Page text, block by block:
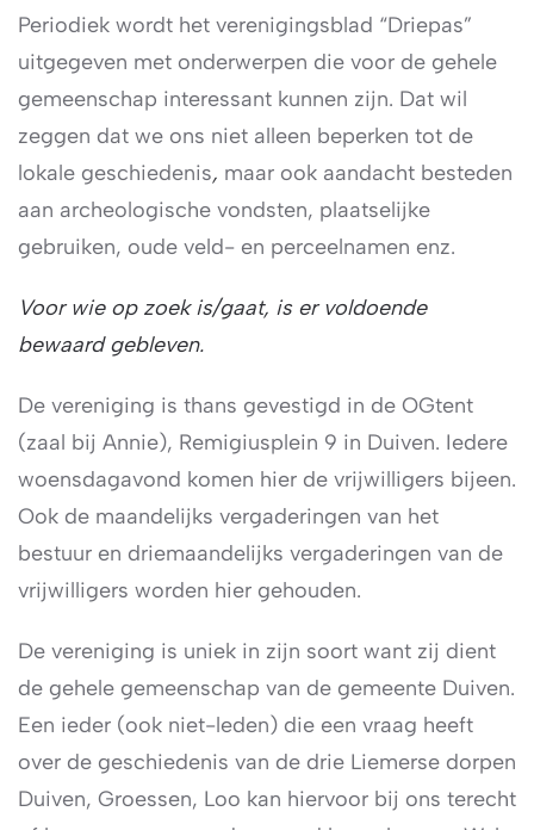
Periodiek wordt het verenigingsblad “Driepas”
uitgegeven met onderwerpen die voor de gehele
gemeenschap interessant kunnen zijn. Dat wil
zeggen dat we ons niet alleen beperken tot de
lokale geschiedenis, maar ook aandacht besteden
aan archeologische vondsten, plaatselijke
gebruiken, oude veld- en perceelnamen enz.
Voor wie op zoek is/gaat, is er voldoende
bewaard gebleven.
De vereniging is thans gevestigd in de OGtent
(zaal bij Annie), Remigiusplein 9 in Duiven. Iedere
woensdagavond komen hier de vrijwilligers bijeen.
Ook de maandelijks vergaderingen van het
bestuur en driemaandelijks vergaderingen van de
vrijwilligers worden hier gehouden.
De vereniging is uniek in zijn soort want zij dient
de gehele gemeenschap van de gemeente Duiven.
Een ieder (ook niet-leden) die een vraag heeft
over de geschiedenis van de drie Liemerse dorpen
Duiven, Groessen, Loo kan hiervoor bij ons terecht